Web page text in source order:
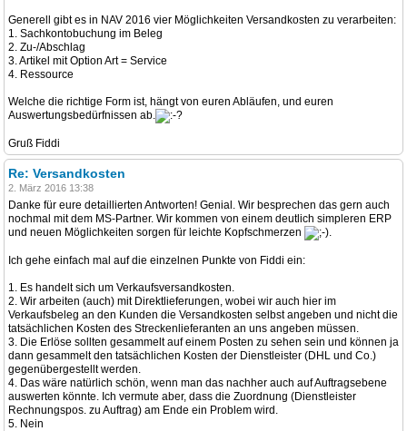
Generell gibt es in NAV 2016 vier Möglichkeiten Versandkosten zu verarbeiten:
1. Sachkontobuchung im Beleg
2. Zu-/Abschlag
3. Artikel mit Option Art = Service
4. Ressource
Welche die richtige Form ist, hängt von euren Abläufen, und euren
Auswertungsbedürfnissen ab.
Gruß Fiddi
Re: Versandkosten
2. März 2016 13:38
Danke für eure detaillierten Antworten! Genial. Wir besprechen das gern auch
nochmal mit dem MS-Partner. Wir kommen von einem deutlich simpleren ERP
und neuen Möglichkeiten sorgen für leichte Kopfschmerzen
.
Ich gehe einfach mal auf die einzelnen Punkte von Fiddi ein:
1. Es handelt sich um Verkaufsversandkosten.
2. Wir arbeiten (auch) mit Direktlieferungen, wobei wir auch hier im
Verkaufsbeleg an den Kunden die Versandkosten selbst angeben und nicht die
tatsächlichen Kosten des Streckenlieferanten an uns angeben müssen.
3. Die Erlöse sollten gesammelt auf einem Posten zu sehen sein und können ja
dann gesammelt den tatsächlichen Kosten der Dienstleister (DHL und Co.)
gegenübergestellt werden.
4. Das wäre natürlich schön, wenn man das nachher auch auf Auftragsebene
auswerten könnte. Ich vermute aber, dass die Zuordnung (Dienstleister
Rechnungspos. zu Auftrag) am Ende ein Problem wird.
5. Nein